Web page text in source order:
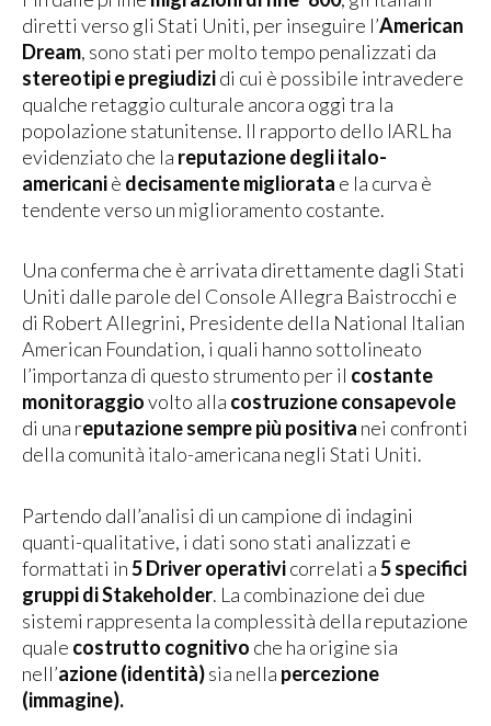
diretti verso gli Stati Uniti, per inseguire l’American
Dream, sono stati per molto tempo penalizzati da
stereotipi e pregiudizidi cui è possibile intravedere
qualche retaggio culturale ancora oggi tra la
popolazione statunitense. Il rapporto dello IARL ha
evidenziato che la reputazione degli italo-
americaniè decisamente migliorata e la curva è
tendente verso un miglioramento costante.
Una conferma che è arrivata direttamente dagli Stati
Uniti dalle parole del Console Allegra Baistrocchi e
di Robert Allegrini, Presidente della National Italian
American Foundation, i quali hanno sottolineato
l’importanza di questo strumento per il costante
monitoraggiovolto alla costruzione consapevole
di una reputazione sempre più positiva nei confronti
della comunità italo-americana negli Stati Uniti.
Partendo dall’analisi di un campione di indagini
quanti-qualitative, i dati sono stati analizzati e
formattati in5 Driver operativicorrelati a5 specifici
gruppi di Stakeholder. La combinazione dei due
sistemi rappresenta la complessità della reputazione
quale costrutto cognitivo che ha origine sia
nell’azione(identità)sia nella percezione
(immagine).